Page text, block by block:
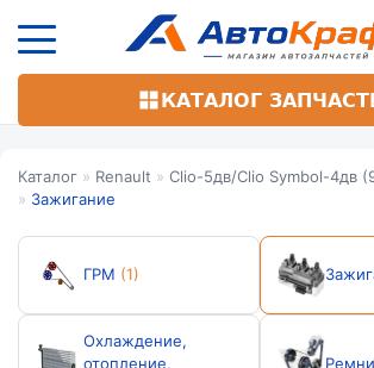
основному
КАТАЛОГ
Каталог » Renault » Clio-5дв/Clio Symbol-4дв
» Зажигание
ГРМ (1)
Охлаждение,
отопление,